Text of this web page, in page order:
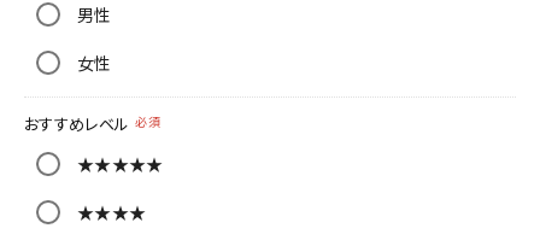
男性
女性
おすすめレベル 必須
★★★★★
★★★★